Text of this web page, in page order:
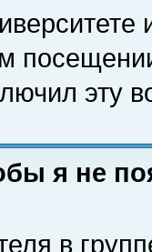
эту
я не
в